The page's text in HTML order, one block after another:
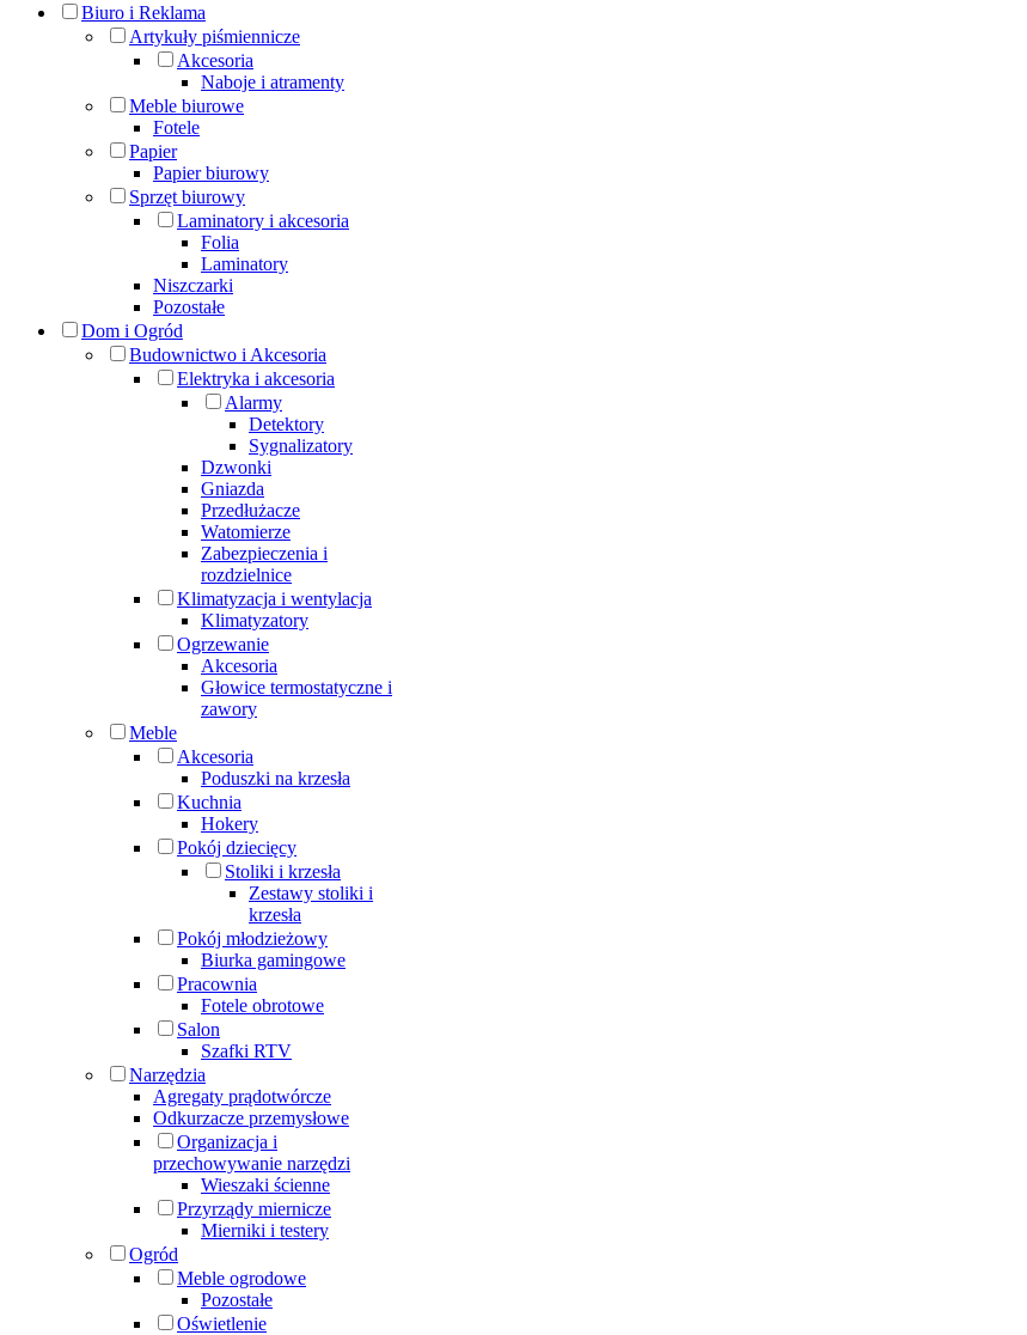
Biuro i Reklama
Artykuły piśmiennicze
Akcesoria
Naboje i atramenty
Meble biurowe
Fotele
Papier
Papier biurowy
Sprzęt biurowy
Laminatory i akcesoria
Folia
Laminatory
Niszczarki
Pozostałe
Dom i Ogród
Budownictwo i Akcesoria
Elektryka i akcesoria
Alarmy
Detektory
Sygnalizatory
Dzwonki
Gniazda
Przedłużacze
Watomierze
Zabezpieczenia i
rozdzielnice
Klimatyzacja i wentylacja
Klimatyzatory
Ogrzewanie
Akcesoria
Głowice termostatyczne i
zawory
Meble
Akcesoria
Poduszki na krzesła
Kuchnia
Hokery
Pokój dziecięcy
Stoliki i krzesła
Zestawy stoliki i
krzesła
Pokój młodzieżowy
Biurka gamingowe
Pracownia
Fotele obrotowe
Salon
Szafki RTV
Narzędzia
Agregaty prądotwórcze
Odkurzacze przemysłowe
Organizacja i
przechowywanie narzędzi
Wieszaki ścienne
Przyrządy miernicze
Mierniki i testery
Ogród
Meble ogrodowe
Pozostałe
Oświetlenie